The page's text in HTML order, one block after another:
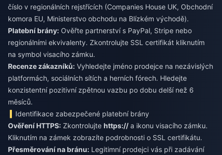
číslo v regionálních rejstřících (Companies House UK, Obchodní
komora EU, Ministerstvo obchodu na Blízkém východě).
Platební brány: Ověřte partnerství s PayPal, Stripe nebo
regionálními ekvivalenty. Zkontrolujte SSL certifikát kliknutím
na symbol visacího zámku.
Recenze zákazníků: Vyhledejte jméno prodejce na nezávislých
platformách, sociálních sítích a herních fórech. Hledejte
konzistentní pozitivní zpětnou vazbu po dobu delší než 6
měsíců.
Identifikace zabezpečené platební brány
Ověření HTTPS: Zkontrolujte https://a ikonu visacího zámku.
Kliknutím na zámek zobrazíte podrobnosti o SSL certifikátu.
Přesměrování na bránu: Legitimní prodejci vás při zadávání